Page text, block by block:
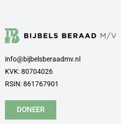
info@bijbelsberaadmv.nl
KVK: 80704026
RSIN: 861767901
DONEER